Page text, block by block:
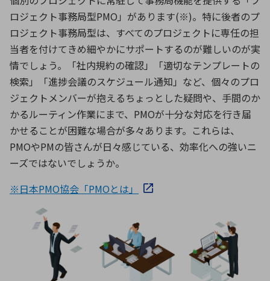
ロジェクト事務局型PMO 」があります(※)。特に後者のプ
ロジェクト事務局型は、すべてのプロジェクトに専任の担
当者を付けてきめ細やかにサポートするのが難しいのが実
情でしょう。「社内規約の確認」「適切なテンプレートの
検索」「進捗会議のスケジュール通知」など、個々のプロ
ジェクトメンバーが抱えるちょっとした疑問や、手間のか
かるルーティン作業にまで、 PMOが十分な対応を行き届
かせることが困難な場合が多々あります。これらは、
PMOやPMの皆さんが日々感じている、効率化への強いニ
ーズではないでしょうか。
※日本PMO協会「PMOとは」